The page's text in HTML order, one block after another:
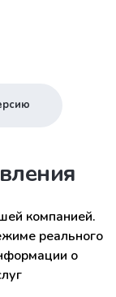
компанией.
реального
о